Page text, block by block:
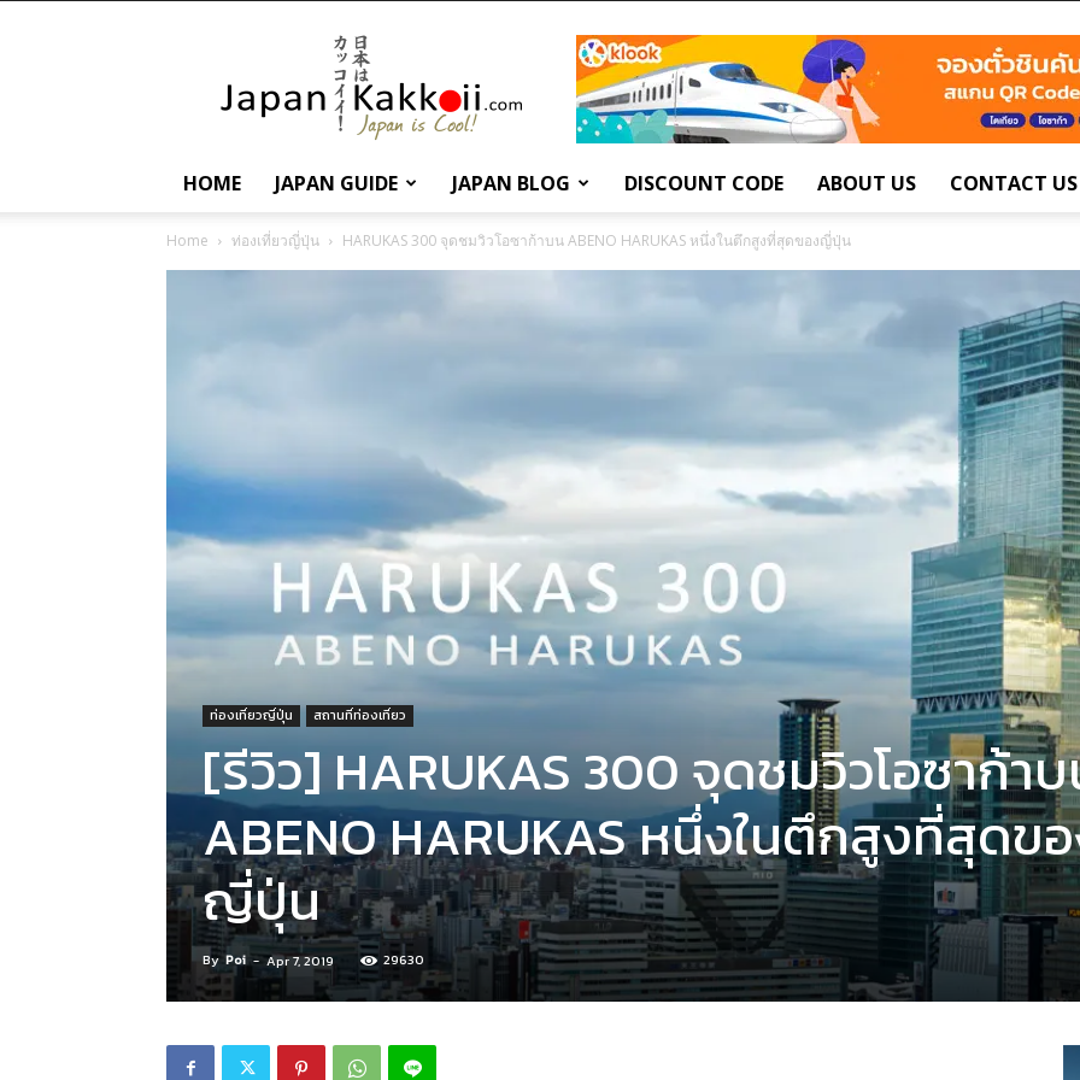
เกี่ยว
กับ
ญี่ปุ่น
และ
การ
เที่ยว
ญี่ปุ่น
HOME JAPAN GUIDE JAPAN BLOG DISCOUNT CODE ABOUT US CONTACT US
Home ท่องเที่ยวญี่ปุ่น HARUKAS 300 จุดชมวิวโอซาก้าบน ABENO HARUKAS หนึ่งในตึกสูงที่สุดของญี่ปุ่น
ท่องเที่ยวญี่ปุ่น สถานที่ท่องเที่ยว
[รีวิว] HARUKAS 300 จุดชมวิวโอซาก้า
ABENO HARUKAS หนึ่งในตึกสูงที่สุดข
ญี่ปุ่น
By Poi - Apr 7, 2019 29630